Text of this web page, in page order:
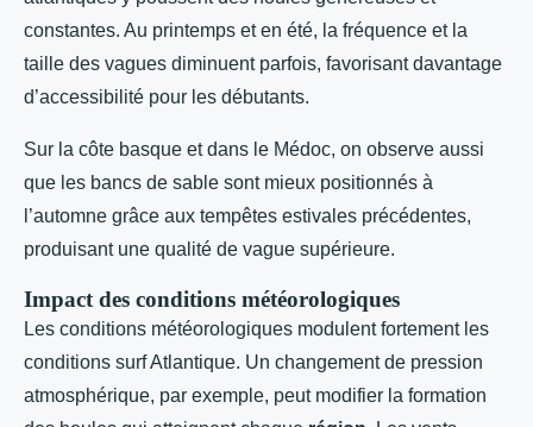
constantes. Au printemps et en été, la fréquence et la
taille des vagues diminuent parfois, favorisant davantage
d’accessibilité pour les débutants.
Sur la côte basque et dans le Médoc, on observe aussi
que les bancs de sable sont mieux positionnés à
l’automne grâce aux tempêtes estivales précédentes,
produisant une qualité de vague supérieure.
Impact des conditions météorologiques
Les conditions météorologiques modulent fortement les
conditions surf Atlantique. Un changement de pression
atmosphérique, par exemple, peut modifier la formation